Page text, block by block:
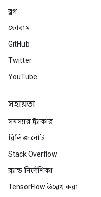
ব্লগ
ফোরাম
GitHub
Twitter
YouTube
সহায়তা
সমস্যার ট্র্যাকার
রিলিজ নোট
Stack Overflow
ব্র্যান্ড নির্দেশিকা
TensorFlow উল্লেখ করা